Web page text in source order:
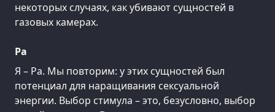
некоторых случаях, как убивают сущностей в
газовых камерах.
Ра
Я – Ра. Мы повторим: у этих сущностей был
потенциал для наращивания сексуальной
энергии. Выбор стимула – это, безусловно, выбор